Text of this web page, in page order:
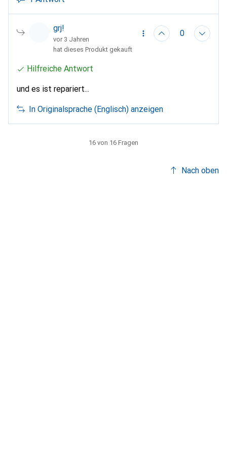
grj!
vor 3 Jahren
0
hat dieses Produkt gekauft
Hilfreiche Antwort
und es ist repariert...
In Originalsprache (Englisch) anzeigen
16 von 16 Fragen
Nach oben